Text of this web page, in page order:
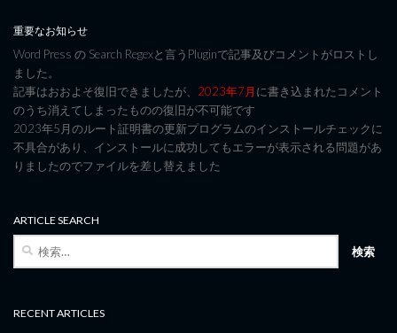
重要なお知らせ
Word Press の Search Regexと言うPluginで記事及びコメントがロストし
ました。
記事はおおよそ復旧できましたが、 2023年7月に書き込まれたコメント
のうち消えてしまったものの復旧が不可能です
2023年5月のルート証明書の更新プログラムのインストールチェックに
不具合があり、インストールに成功してもエラーが表示される問題があ
りましたのでファイルを差し替えました
ARTICLE SEARCH
検
RECENT ARTICLES